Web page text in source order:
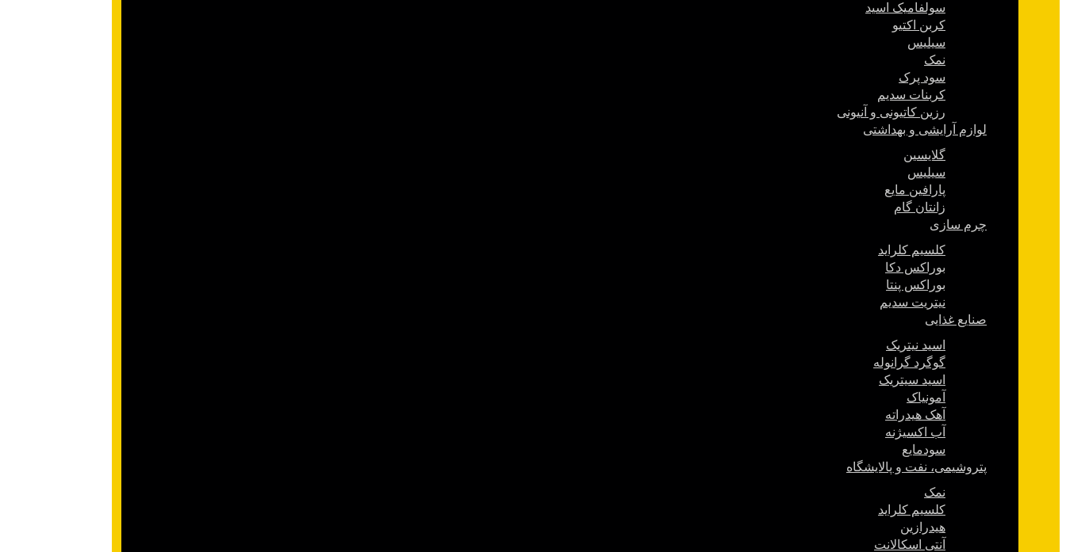
سولفامیک اسید
کربن اکتیو
سیلیس
نمک
سود پرک
کربنات سدیم
رزین کاتیونی و آنیونی
لوازم آرایشی و بهداشتی
گلایسین
سیلیس
پارافین مایع
زانتان گام
چرم سازی
کلسیم کلراید
بوراکس دکا
بوراکس پنتا
نیتریت سدیم
صنایع غذایی
اسید نیتریک
گوگرد گرانوله
اسید سیتریک
آمونیاک
آهک هیدراته
آب اکسیژنه
سودمایع
پتروشیمی، نفت و پالایشگاه
نمک
کلسیم کلراید
هیدرازین
آنتی اسکالانت